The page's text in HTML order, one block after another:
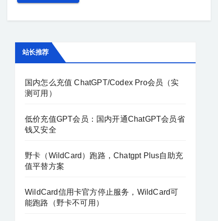
站长推荐
国内怎么充值 ChatGPT/Codex Pro会员（实
测可用）
低价充值GPT会员：国内开通ChatGPT会员省
钱又安全
野卡（WildCard）跑路，Chatgpt Plus自助充
值平替方案
WildCard信用卡官方停止服务，WildCard可
能跑路（野卡不可用）